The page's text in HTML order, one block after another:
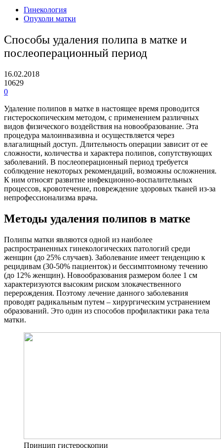
Гинекология
Опухоли матки
Способы удаления полипа в матке и
послеоперационный период
16.02.2018
10629
0
Удаление полипов в матке в настоящее время проводится
гистероскопическим методом, с применением различных
видов физического воздействия на новообразование. Эта
процедура малоинвазивна и осуществляется через
влагалищный доступ. Длительность операции зависит от ее
сложности, количества и характера полипов, сопутствующих
заболеваний. В послеоперационный период требуется
соблюдение некоторых рекомендаций, возможны осложнения.
К ним относят развитие инфекционно-воспалительных
процессов, кровотечение, повреждение здоровых тканей из-за
непрофессионализма врача.
Методы удаления полипов в матке
Полипы матки являются одной из наиболее
распространенных гинекологических патологий среди
женщин (до 25% случаев). Заболевание имеет тенденцию к
рецидивам (30-50% пациенток) и бессимптомному течению
(до 12% женщин). Новообразования размером более 1 см
характеризуются высоким риском злокачественного
перерождения. Поэтому лечение данного заболевания
проводят радикальным путем – хирургическим устранением
образований. Это один из способов профилактики рака тела
матки.
Принцип гистероскопии